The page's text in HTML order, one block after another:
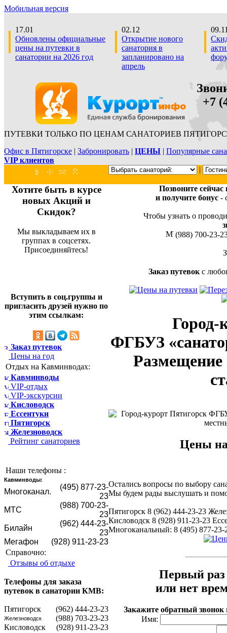
Мобильная версия
17.01
Обновлены официальные
цены на путевки в
санатории на 2026 год
02.12
Открытие нового
санатория в
запланировано на
апрель
+7
ПУТЕВКИ ТОЛЬКО ПО ЦЕНАМ САНАТОРИЕВ
Офис в Пятигорске | Забронировать | ЦЕНЫ | Популярные
VIP клиентов
|
Хотите быть в курсе
новых Акций и
Скидок?
Мы выкладываем их в
группах в соцсетях.
Присоединяйтесь!
Вступить в соц.группы и
пригласить друзей нужно по
этим ссылкам:
Заказ путевок
Цены на год
Отдых на Кавминводах:
Кавминводы
VIP-отдых
VIP-экскурсии
Кисловодск
Ессентуки
Пятигорск
Железноводск
Рейтинг санаториев
Наши телефоны :
Кавминводы:
Mногоканал.
(495) 877-23-
23
МТС
(988) 700-23-
23
Билайн
(962) 444-23-
23
Мегафон
(928) 911-23-23
Справочно:
Отзывы об отдыхе
Телефоны для заказа
путевок в санатории КМВ:
Пятигорск (962) 444-23-23
Железноводск
(988) 703-23-23
Кисловодск
(928) 911-23-23
Позвоните
и получите бонус-
Чтобы узнать о
(988) 700-23-
Заказ путевок с
Город-
ФГБУЗ
Размещение
Цены на
Остались вопросы по выбору
Мы будем рады выслушать и
Пятигорск 8 (962) 444-23-23
Кисловодск 8 (928) 911-23-23
Многоканальный: 8 (495) 877-23-
Первый раз
или нет
Закажите обратный звонок
Имя: